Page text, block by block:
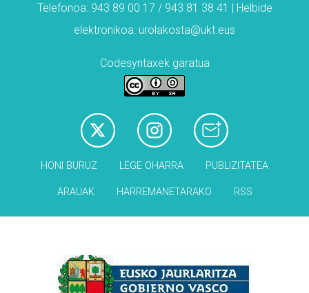
Telefonoa: 943 89 00 17 / 943 81 38 41 | Helbide
elektronikoa: urolakosta@ukt.eus
Codesyntaxek garatua
HONI BURUZ LEGE OHARRA PUBLIZITATEA
ARAUAK HARREMANETARAKO RSS